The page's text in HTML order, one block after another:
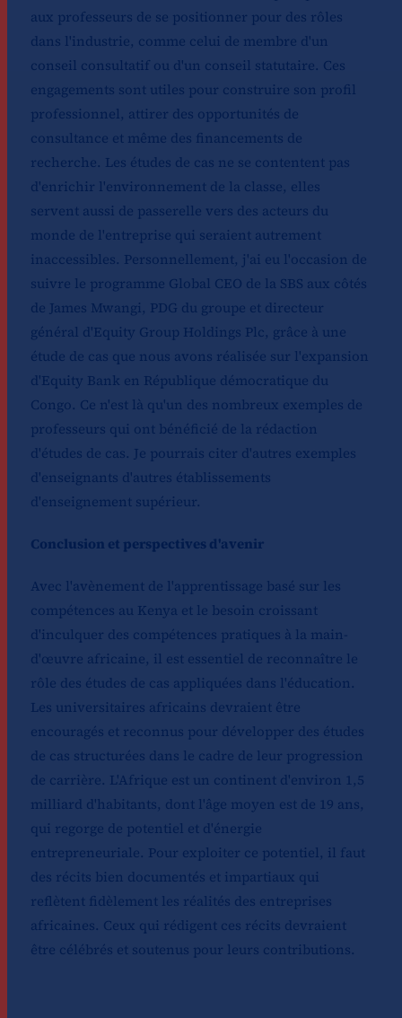
aux professeurs de se positionner pour des rôles
dans l'industrie, comme celui de membre d'un
conseil consultatif ou d'un conseil statutaire. Ces
engagements sont utiles pour construire son profil
professionnel, attirer des opportunités de
consultance et même des financements de
recherche. Les études de cas ne se contentent pas
d'enrichir l'environnement de la classe, elles
servent aussi de passerelle vers des acteurs du
monde de l'entreprise qui seraient autrement
inaccessibles. Personnellement, j'ai eu l'occasion de
suivre le programme Global CEO de la SBS aux côtés
de James Mwangi, PDG du groupe et directeur
général d'Equity Group Holdings Plc, grâce à une
étude de cas que nous avons réalisée sur l'expansion
d'Equity Bank en République démocratique du
Congo. Ce n'est là qu'un des nombreux exemples de
professeurs qui ont bénéficié de la rédaction
d'études de cas. Je pourrais citer d'autres exemples
d'enseignants d'autres établissements
d'enseignement supérieur.
Conclusion et perspectives d'avenir
Avec l'avènement de l'apprentissage basé sur les
compétences au Kenya et le besoin croissant
d'inculquer des compétences pratiques à la main-
d'œuvre africaine, il est essentiel de reconnaître le
rôle des études de cas appliquées dans l'éducation.
Les universitaires africains devraient être
encouragés et reconnus pour développer des études
de cas structurées dans le cadre de leur progression
de carrière. L'Afrique est un continent d'environ 1,5
milliard d'habitants, dont l'âge moyen est de 19 ans,
qui regorge de potentiel et d'énergie
entrepreneuriale. Pour exploiter ce potentiel, il faut
des récits bien documentés et impartiaux qui
reflètent fidèlement les réalités des entreprises
africaines. Ceux qui rédigent ces récits devraient
être célébrés et soutenus pour leurs contributions.